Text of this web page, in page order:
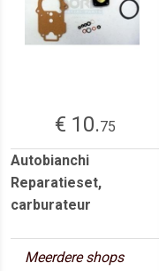
€ 10.75
Autobianchi
Reparatieset,
carburateur
Meerdere shops